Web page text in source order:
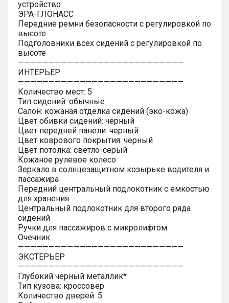
устройство
ЭРА-ГЛОНАСС
Передние ремни безопасности с регулировкой по
высоте
Подголовники всех сидений с регулировкой по
высоте
———————————————————————————
ИНТЕРЬЕР
———————————————————————————
Количество мест: 5
Тип сидений: обычные
Салон: кожаная отделка сидений (эко-кожа)
Цвет обивки сидений: черный
Цвет передней панели: черный
Цвет коврового покрытия: черный
Цвет потолка: светло-серый
Кожаное рулевое колесо
Зеркало в солнцезащитном козырьке водителя и
пассажира
Передний центральный подлокотник с емкостью
для хранения
Центральный подлокотник для второго ряда
сидений
Ручки для пассажиров с микролифтом
Очечник
———————————————————————————
ЭКСТЕРЬЕР
———————————————————————————
Глубокий черный металлик*
Тип кузова: кроссовер
Количество дверей: 5